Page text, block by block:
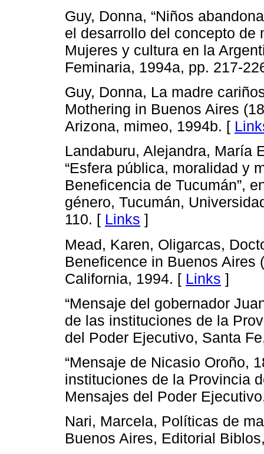
Guy, Donna, “Niños
el desarrollo del concepto de
Mujeres y cultura en la
Feminaria, 1994a, pp. 217-
Guy, Donna, La madre
Mothering in Buenos Aires
Arizona, mimeo, 1994b. [
Landaburu, Alejandra, María
“Esfera pública, moralidad y
Beneficencia de Tucumán”,
género, Tucumán,
110. [ Links ]
Mead, Karen, Oligarcas,
Beneficence in Buenos Aires
California, 1994. [ Links ]
“Mensaje del gobernador
de las instituciones de la
del Poder Ejecutivo, Santa
“Mensaje de Nicasio Oroño,
instituciones de la Provincia
Mensajes del Poder
Nari, Marcela, Políticas de
Buenos Aires, Editorial